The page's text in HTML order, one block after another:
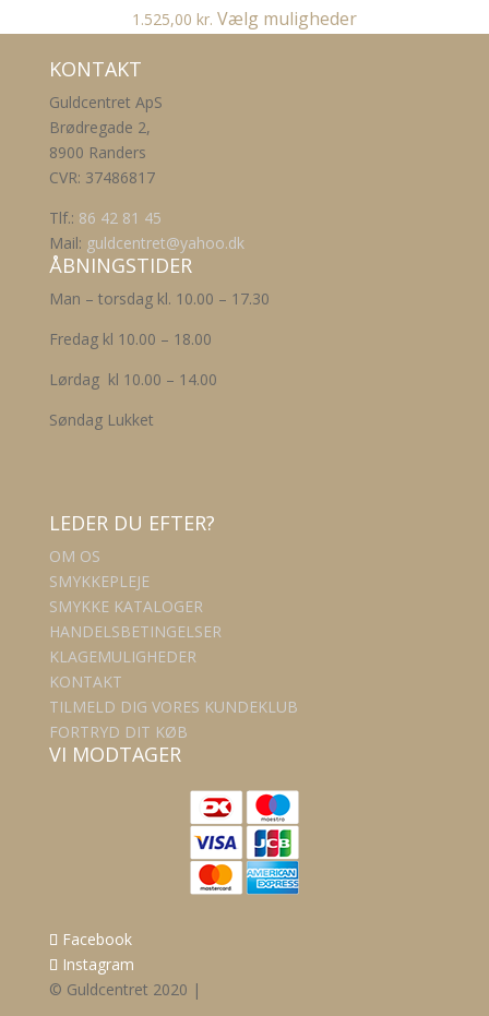
1.525,00 kr. Vælg mulighederDette
vare
KONTAKT
Guldcentret ApS
Brødregade 2,
8900 Randers
CVR: 37486817
Tlf.: 86 42 81 45
Mail: guldcentret@yahoo.dk
ÅBNINGSTIDER
Man – torsdag kl. 10.00 – 17.30
Fredag kl 10.00 – 18.00
Lørdag kl 10.00 – 14.00
Søndag Lukket
LEDER DU EFTER?
OM OS
SMYKKEPLEJE
SMYKKE KATALOGER
HANDELSBETINGELSER
KLAGEMULIGHEDER
KONTAKT
TILMELD DIG VORES KUNDEKLUB
FORTRYD DIT KØB
VI MODTAGER
Facebook
Instagram
© Guldcentret 2020 |